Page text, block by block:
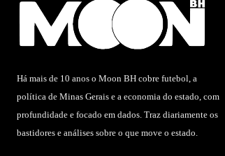
Há mais de 10 anos o Moon BH cobre futebol, a
política de Minas Gerais e a economia do estado, com
profundidade e focado em dados. Traz diariamente os
bastidores e análises sobre o que move o estado.